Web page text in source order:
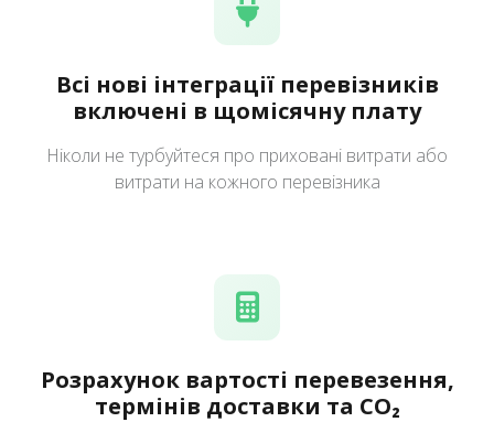
Всі нові інтеграції перевізників
включені в щомісячну плату
Ніколи не турбуйтеся про приховані витрати або
витрати на кожного перевізника
Розрахунок вартості перевезення,
термінів доставки та CO₂